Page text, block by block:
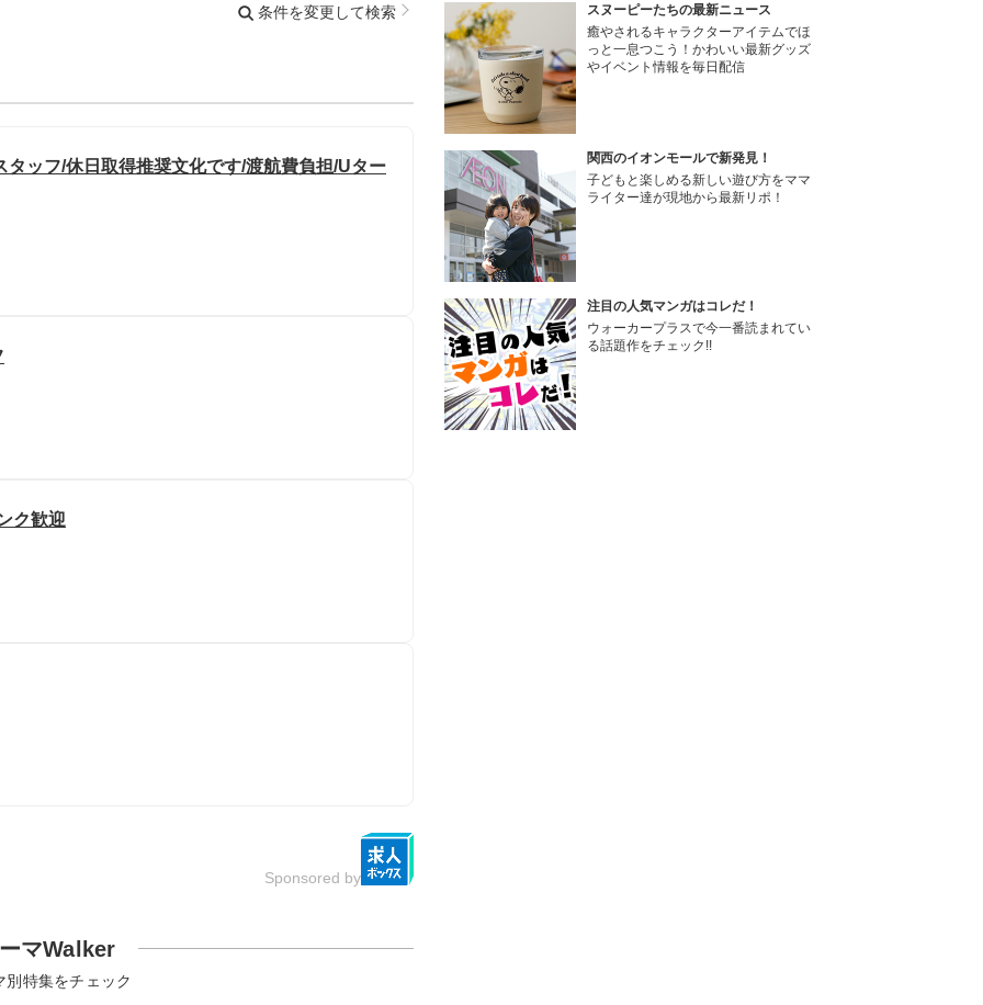
条件を変更して検索
ッフ/休日取得推奨文化です/渡航費負担/Uター
ク歓迎
Sponsored by
マWalker
別特集をチェック
スヌーピーたちの最新ニュース
癒やされるキャラクターアイテムでほ
っと一息つこう！かわいい最新グッズ
やイベント情報を毎日配信
関西のイオンモールで新発見！
子どもと楽しめる新しい遊び方をママ
ライター達が現地から最新リポ！
注目の人気マンガはコレだ！
ウォーカープラスで今一番読まれてい
る話題作をチェック!!